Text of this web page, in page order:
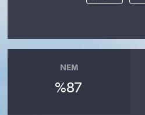
NEM
%87